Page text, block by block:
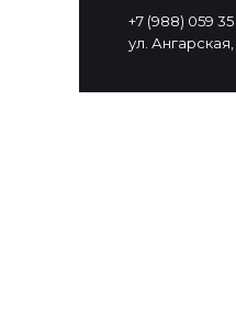
+7 (988) 059 35
ул. Ангарская,